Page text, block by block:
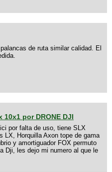
de ruta similar calidad. El
por DRONE DJI
por falta de uso, tiene SLX
LX, Horquilla Axon tope de gama
y amortiguador FOX permuto
Dji, les dejo mi numero al que le